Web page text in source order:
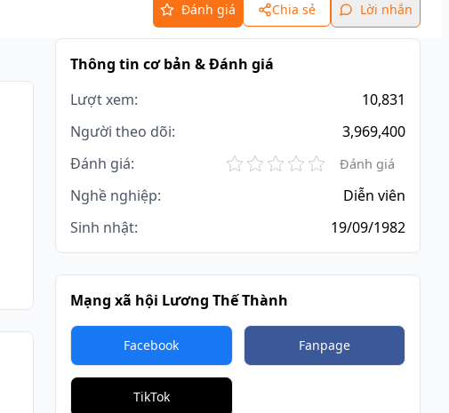
Đánh giá Chia sẻ Lời nhắn
Thông tin cơ bản & Đánh giá
Lượt xem:
10,831
Người theo dõi:
3,969,400
Đánh giá:
Đánh giá
Nghề nghiệp:
Diễn viên
Sinh nhật:
19/09/1982
Mạng xã hội Lương Thế Thành
Facebook Fanpage
TikTok